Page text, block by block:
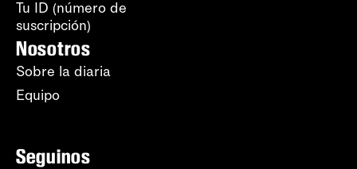
Tu ID (número de
suscripción)
Nosotros
Sobre la diaria
Equipo
Seguinos